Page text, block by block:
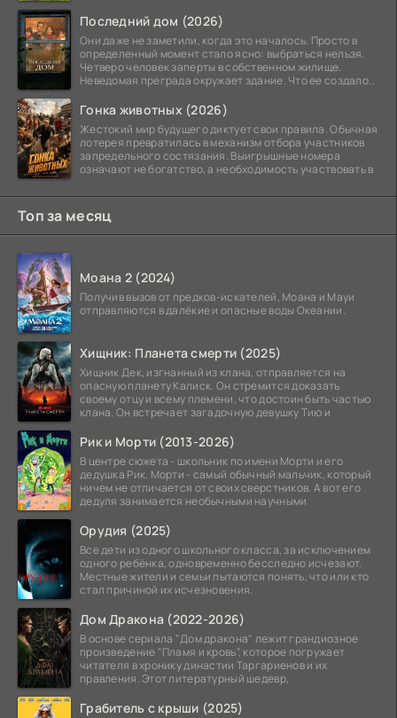
Последний дом (2026)
Они даже не заметили, когда это началось. Просто в
определенный момент стало ясно: выбраться нельзя.
Четверо человек заперты в собственном жилище.
Неведомая преграда окружает здание. Что ее создало
Гонка животных (2026)
Жестокий мир будущего диктует свои правила. Обычная
лотерея превратилась в механизм отбора участников
запредельного состязания. Выигрышные номера
означают не богатство, а необходимость участвовать в
Топ за месяц
Моана 2 (2024)
Получив вызов от предков-искателей, Моана и Мауи
отправляются в далёкие и опасные воды Океании.
Хищник: Планета смерти (2025)
Хищник Дек, изгнанный из клана, отправляется на
опасную планету Калиск. Он стремится доказать
своему отцу и всему племени, что достоин быть частью
клана. Он встречает загадочную девушку Тию и
Рик и Морти (2013-2026)
В центре сюжета - школьник по имени Морти и его
дедушка Рик. Морти - самый обычный мальчик, который
ничем не отличается от своих сверстников. А вот его
дедуля занимается необычными научными
Орудия (2025)
Все дети из одного школьного класса, за исключением
одного ребёнка, одновременно бесследно исчезают.
Местные жители и семьи пытаются понять, что или кто
стал причиной их исчезновения.
Дом Дракона (2022-2026)
В основе сериала "Дом дракона" лежит грандиозное
произведение "Пламя и кровь", которое погружает
читателя в хронику династии Таргариенов и их
правления. Этот литературный шедевр,
Грабитель с крыши (2025)